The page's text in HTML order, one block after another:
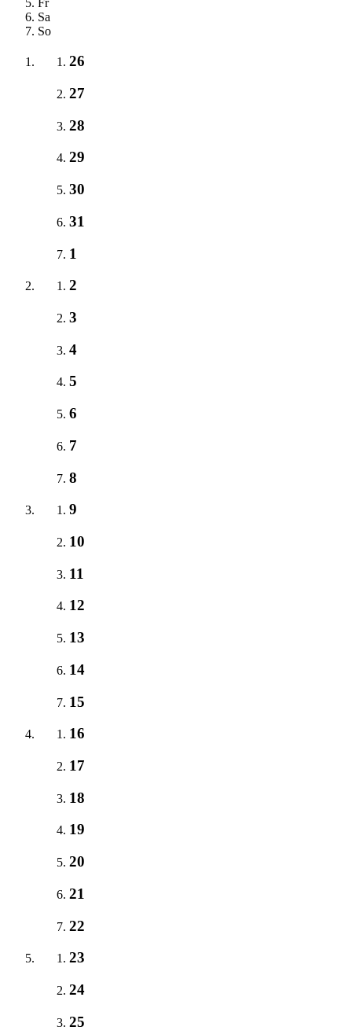
Sa
So
26
27
28
29
30
31
1
2
3
4
5
6
7
8
9
10
11
12
13
14
15
16
17
18
19
20
21
22
23
24
25